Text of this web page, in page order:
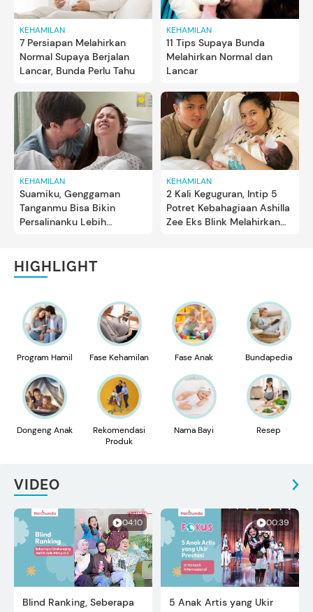
KEHAMILAN
7 Persiapan Melahirkan
Normal Supaya Berjalan
Lancar, Bunda Perlu Tahu
KEHAMILAN
11 Tips Supaya Bunda
Melahirkan Normal dan
Lancar
KEHAMILAN
Suamiku, Genggaman
Tanganmu Bisa Bikin
Persalinanku Lebih
KEHAMILAN
2 Kali Keguguran, Intip 5
Potret Kebahagiaan Ashilla
Zee Eks Blink Melahirkan
HIGHLIGHT
Program Hamil Fase Kehamilan Fase Anak Bundapedia
Dongeng Anak
Rekomendasi
Produk
Nama Bayi Resep
VIDEO
04:10
Blind Ranking, Seberapa
00:39
5 Anak Artis yang Ukir